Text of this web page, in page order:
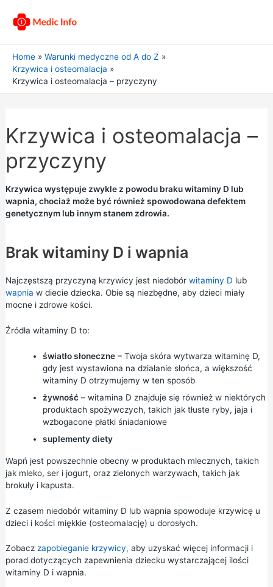
Home
Warunki medyczne od A do Z
Krzywica i osteomalacja
Krzywica i osteomalacja – przyczyny
Krzywica i osteomalacja –
przyczyny
Krzywica występuje zwykle z powodu braku witaminy D lub
wapnia, chociaż może być również spowodowana defektem
genetycznym lub innym stanem zdrowia.
Brak witaminy D i wapnia
Najczęstszą przyczyną krzywicy jest niedobór witaminy D lub
wapnia w diecie dziecka. Obie są niezbędne, aby dzieci miały
mocne i zdrowe kości.
Źródła witaminy D to:
światło słoneczne– Twoja skóra wytwarza witaminę D,
gdy jest wystawiona na działanie słońca, a większość
witaminy D otrzymujemy w ten sposób
żywność– witamina D znajduje się również w niektórych
produktach spożywczych, takich jak tłuste ryby, jaja i
wzbogacone płatki śniadaniowe
suplementy diety
Wapń jest powszechnie obecny w produktach mlecznych, takich
jak mleko, ser i jogurt, oraz zielonych warzywach, takich jak
brokuły i kapusta.
Z czasem niedobór witaminy D lub wapnia spowoduje krzywicę u
dzieci i kości miękkie (osteomalację) u dorosłych.
Zobacz zapobieganie krzywicy, aby uzyskać więcej informacji i
porad dotyczących zapewnienia dziecku wystarczającej ilości
witaminy D i wapnia.